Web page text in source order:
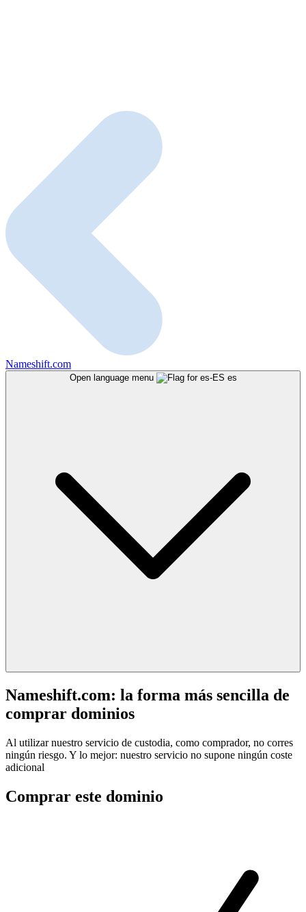
Nameshift.com
Open language menu es
Nameshift.com: la forma más sencilla de
comprar dominios
Al utilizar nuestro servicio de custodia, como comprador, no corres
ningún riesgo. Y lo mejor: nuestro servicio no supone ningún coste
adicional
Comprar este dominio